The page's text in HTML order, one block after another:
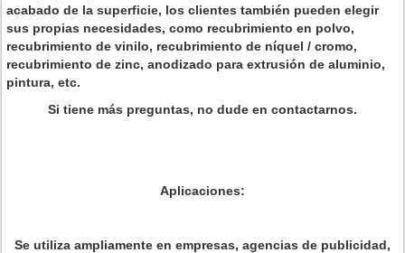
acabado de la superficie, los clientes también pueden elegir
sus propias necesidades, como recubrimiento en polvo,
recubrimiento de vinilo, recubrimiento de níquel / cromo,
recubrimiento de zinc, anodizado para extrusión de aluminio,
pintura, etc.
Si tiene más preguntas, no dude en contactarnos.
Aplicaciones:
Se utiliza ampliamente en empresas, agencias de publicidad,